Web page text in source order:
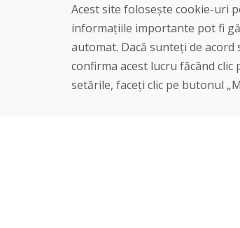
+421 919 282 306
info@domivosport.ro
Acest site folosește cookie-uri
informațiile importante pot fi
automat. Dacă sunteți de
confirma acest lucru făcând clic
setările, faceți clic pe butonul